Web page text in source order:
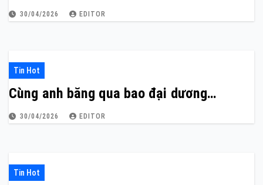
30/04/2026 EDITOR
Tin Hot
Cùng anh băng qua bao đại dương…
30/04/2026 EDITOR
Tin Hot